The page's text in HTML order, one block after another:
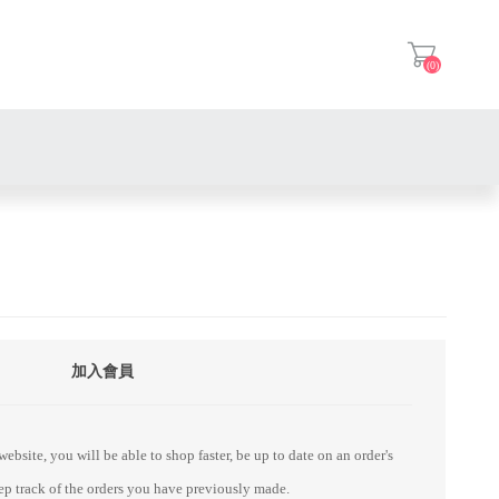
(0)
加入會員
you will be able to shop faster, be up to date on an order's
track of the orders you have previously made.